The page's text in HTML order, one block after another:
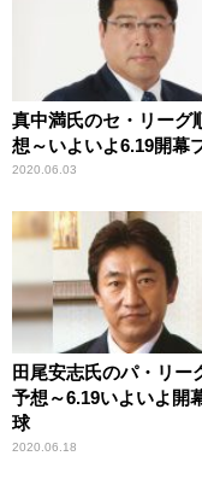
真中満氏のセ・リーグ
想～いよいよ6.19開幕
2020.06.03
田尾安志氏のパ・リー
予想～6.19いよいよ開
球
2020.06.18